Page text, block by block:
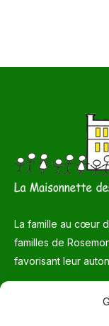
La famille au cœur
familles de
favorisant leur